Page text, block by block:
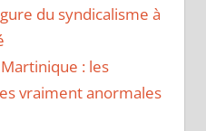
du syndicalisme à
: les
vraiment anormales